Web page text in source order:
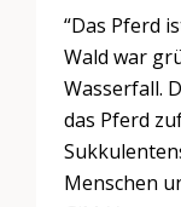
“Das Pferd
Wald war
Wasserfall.
das Pferd
Menschen